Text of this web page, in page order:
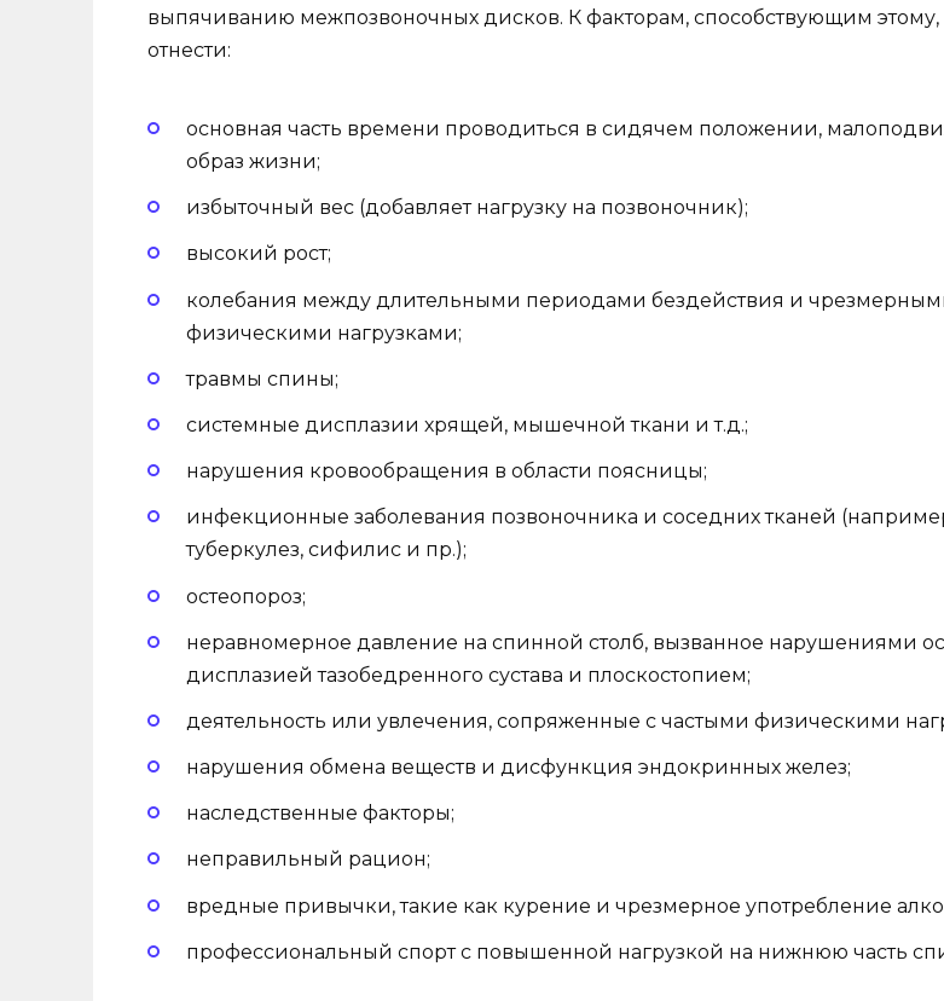
выпячиванию межпозвоночных дисков. К факторам, способствующим
отнести:
основная часть времени проводиться в сидячем положении,
образ жизни;
избыточный вес (добавляет нагрузку на позвоночник);
высокий рост;
колебания между длительными периодами бездействия и
физическими нагрузками;
травмы спины;
системные дисплазии хрящей, мышечной ткани и т.д.;
нарушения кровообращения в области поясницы;
инфекционные заболевания позвоночника и соседних тканей
туберкулез, сифилис и пр.);
остеопороз;
неравномерное давление на спинной столб, вызванное нарушениями
дисплазией тазобедренного сустава и плоскостопием;
деятельность или увлечения, сопряженные с частыми физическими
нарушения обмена веществ и дисфункция эндокринных желез;
наследственные факторы;
неправильный рацион;
вредные привычки, такие как курение и чрезмерное употребление
профессиональный спорт с повышенной нагрузкой на нижнюю часть